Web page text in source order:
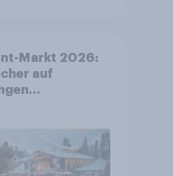
Markt 2026:
auf